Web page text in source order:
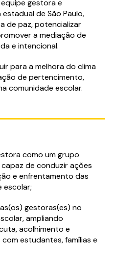
gestora e
de São Paulo,
de paz, potencializar
a mediação de
e intencional.
para a melhora do clima
de pertencimento,
comunidade escolar.
como um grupo
de conduzir ações
e enfrentamento das
escolar;
gestoras(es) no
ampliando
acolhimento e
estudantes, famílias e